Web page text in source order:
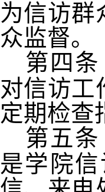
为信访群
众监督。
第四条
对信访工
定期检查
第五条
是学院